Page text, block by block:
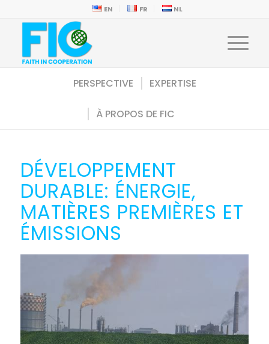
EN FR NL
PERSPECTIVE EXPERTISE
À PROPOS DE FIC
DÉVELOPPEMENT
DURABLE: ÉNERGIE,
MATIÈRES PREMIÈRES ET
ÉMISSIONS